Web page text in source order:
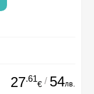
27.61
€ / 54лв.